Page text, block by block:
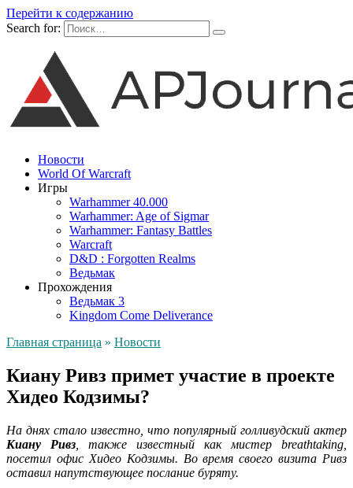
Перейти к содержанию
Search for:
Новости
World Of Warcraft
Игры
Warhammer 40.000
Warhammer: Age of Sigmar
Warhammer: Fantasy Battles
Warcraft
D&D : Forgotten Realms
Ведьмак
Прохождения
Ведьмак 3
Kingdom Come Deliverance
Главная страница » Новости
Киану Ривз примет участие в проекте
Хидео Кодзимы?
На днях стало известно, что популярный голливудский актер
Киану Ривз , также известный как мистер breathtaking,
посетил офис Хидео Кодзимы. Во время своего визита Ривз
оставил напутствующее послание буряту.